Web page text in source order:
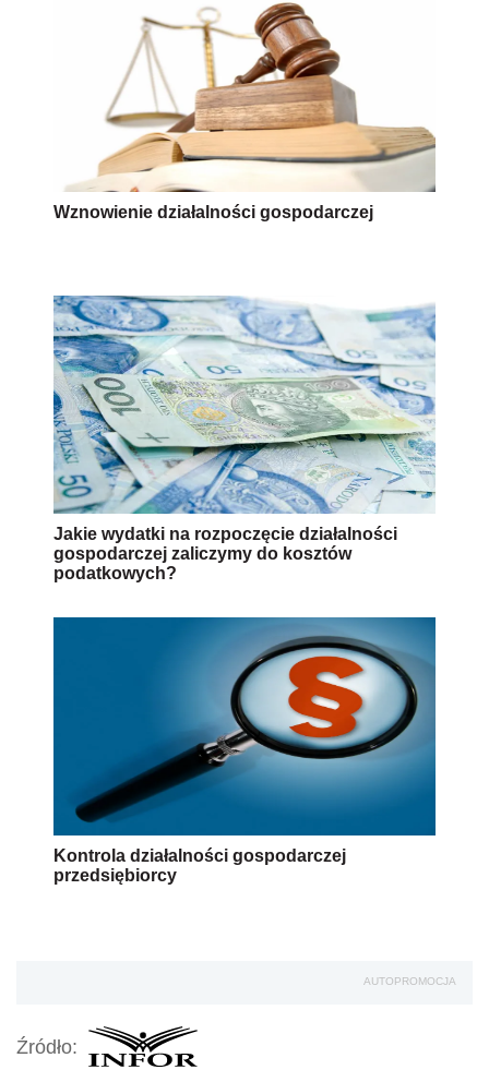
Wznowienie działalności gospodarczej
Jakie wydatki na rozpoczęcie działalności
gospodarczej zaliczymy do kosztów
podatkowych?
Kontrola działalności gospodarczej
przedsiębiorcy
AUTOPROMOCJA
Źródło: